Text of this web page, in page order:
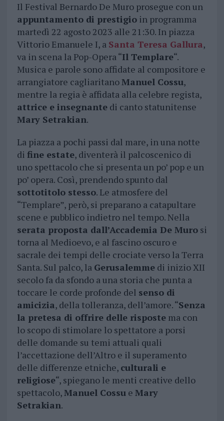
Il Festival Bernardo De Muro prosegue con un
appuntamento di prestigioin programma
martedì 22 agosto 2023 alle 21:30. In piazza
Vittorio Emanuele I, a Santa Teresa Gallura,
va in scena la Pop-Opera “Il Templare“.
Musica e parole sono affidate al compositore e
arrangiatore cagliaritanoManuel Cossu,
mentre la regia è affidata alla celebre regista,
attrice e insegnantedi canto statunitense
Mary Setrakian.
La piazza a pochi passi dal mare, in una notte
di fine estate, diventerà il palcoscenico di
uno spettacolo che si presenta un po’ pop e un
po’ opera. Così, prendendo spunto dal
sottotitolo stesso. Le atmosfere del
“Templare”, però, si preparano a catapultare
scene e pubblico indietro nel tempo. Nella
serata proposta dall’Accademia De Murosi
torna al Medioevo, e al fascino oscuro e
sacrale dei tempi delle crociate verso la Terra
Santa. Sul palco, la Gerusalemmedi inizio XII
secolo fa da sfondo a una storia che punta a
toccare le corde profonde del senso di
amicizia, della tolleranza, dell’amore. “Senza
la pretesa di offrire delle rispostema con
lo scopo di stimolare lo spettatore a porsi
delle domande su temi attuali quali
l’accettazione dell’Altro e il superamento
delle differenze etniche, culturali e
religiose“, spiegano le menti creative dello
spettacolo,Manuel Cossue Mary
Setrakian.